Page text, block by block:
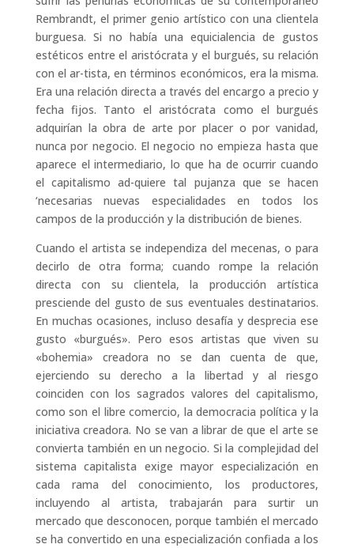
Rembrandt, el primer genio artístico con una clientela
burguesa. Si no había una equicialencia de gustos
estéticos entre el aristócrata y el burgués, su relación
con el ar-tista, en términos económicos, era la misma.
Era una relación directa a través del encargo a precio y
fecha fijos. Tanto el aristócrata como el burgués
adquirían la obra de arte por placer o por vanidad,
nunca por negocio. El negocio no empieza hasta que
aparece el intermediario, lo que ha de ocurrir cuando
el capitalismo ad-quiere tal pujanza que se hacen
‘necesarias nuevas especialidades en todos los
campos de la producción y la distribución de bienes.
Cuando el artista se independiza del mecenas, o para
decirlo de otra forma; cuando rompe la relación
directa con su clientela, la producción artística
presciende del gusto de sus eventuales destinatarios.
En muchas ocasiones, incluso desafía y desprecia ese
gusto «burgués». Pero esos artistas que viven su
«bohemia» creadora no se dan cuenta de que,
ejerciendo su derecho a la libertad y al riesgo
coinciden con los sagrados valores del capitalismo,
como son el libre comercio, la democracia política y la
iniciativa creadora. No se van a librar de que el arte se
convierta también en un negocio. Si la complejidad del
sistema capitalista exige mayor especialización en
cada rama del conocimiento, los productores,
incluyendo al artista, trabajarán para surtir un
mercado que desconocen, porque también el mercado
se ha convertido en una especialización confiada a los